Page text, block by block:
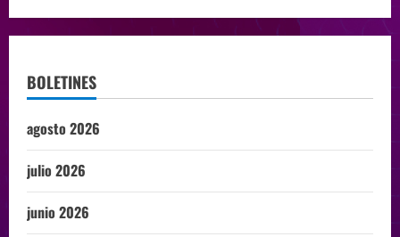
BOLETINES
agosto 2026
julio 2026
junio 2026